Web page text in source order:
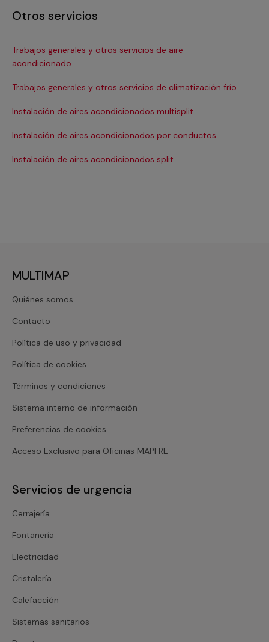
Otros servicios
Trabajos generales y otros servicios de aire
acondicionado
Trabajos generales y otros servicios de climatización frío
Instalación de aires acondicionados multisplit
Instalación de aires acondicionados por conductos
Instalación de aires acondicionados split
MULTIMAP
Quiénes somos
Contacto
Política de uso y privacidad
Política de cookies
Términos y condiciones
Sistema interno de información
Preferencias de cookies
Acceso Exclusivo para Oficinas MAPFRE
Servicios de urgencia
Cerrajería
Fontanería
Electricidad
Cristalería
Calefacción
Sistemas sanitarios